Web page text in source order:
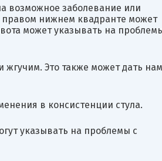
возможное заболевание или
нижнем квадранте может
может указывать на
Это также может дать
в консистенции стула.
указывать на проблемы с